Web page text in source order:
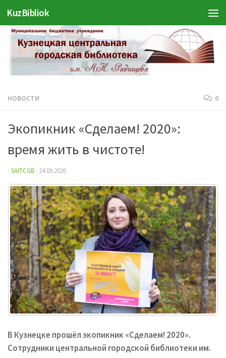
Перейти к содержимому
KuzBibliok
НОВОСТИ 0
Экопикник «Сделаем! 2020»:
время жить в чистоте!
-SAITCGB · 24.09.2020
В Кузнецке прошёл экопикник «Сделаем! 2020».
Сотрудники центральной городской библиотеки им.